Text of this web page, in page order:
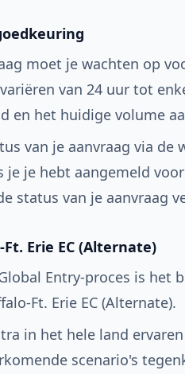
moet je wachten op
van 24 uur tot
en het huidige volume
van je aanvraag via de
je je hebt aangemeld
status van je aanvraag
Erie EC (Alternate)
Entry-proces is het
Ft. Erie EC (Alternate).
in het hele land
scenario's